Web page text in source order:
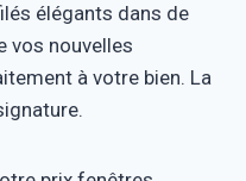
élégants dans de
vos nouvelles
à votre bien. La